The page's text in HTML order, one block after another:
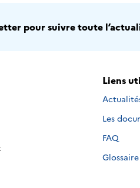
pour suivre toute
Liens
Les
FAQ
Glossaire